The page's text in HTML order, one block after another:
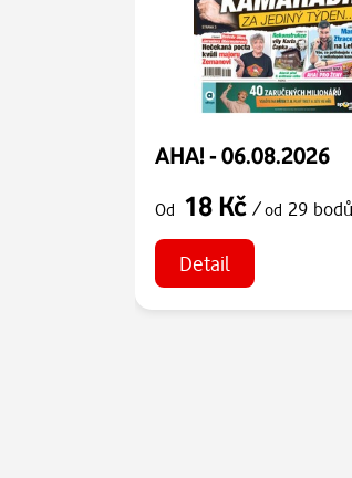
AHA! - 06.08.2026
Od 18 Kč /od 29 bodů
Detail